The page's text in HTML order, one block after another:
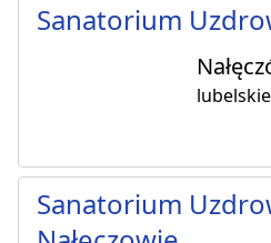
Sanatorium
lubelskie
Sanatorium